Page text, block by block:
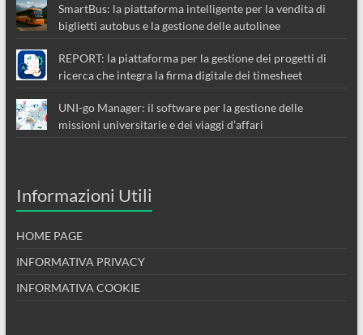
SmartBus: la piattaforma intelligente per la vendita di
biglietti autobus e la gestione delle autolinee
REPORT: la piattaforma per la gestione dei progetti di
ricerca che integra la firma digitale dei timesheet
UNI-go Manager: il software per la gestione delle
missioni universitarie e dei viaggi d’affari
Informazioni Utili
HOME PAGE
INFORMATIVA PRIVACY
INFORMATIVA COOKIE